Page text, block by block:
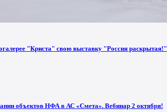
"Криста" свою выставку "Россия раскрытая!"
объектов НФА в АС «Смета». Вебинар 2 октября!